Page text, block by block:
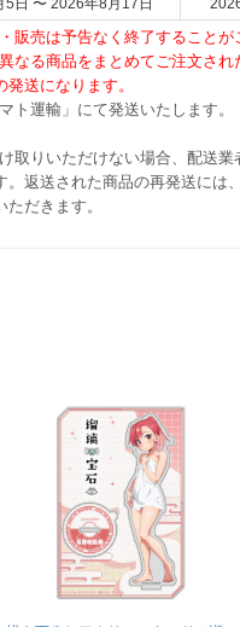
5日 〜 2026年8月17日
販売は予告なく終了することが
なる商品をまとめてご注文さ
発送になります。
ト運輸」にて発送いたします。
取りいただけない場合、配送
。返送された商品の再発送には
だきます。